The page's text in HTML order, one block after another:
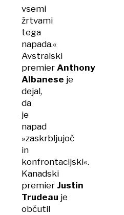
vsemi
žrtvami
tega
napada.«
Avstralski
premier Anthony
Albanese je
dejal,
da
je
napad
»zaskrbljujoč
in
konfrontacijski«.
Kanadski
premier Justin
Trudeau je
občutil